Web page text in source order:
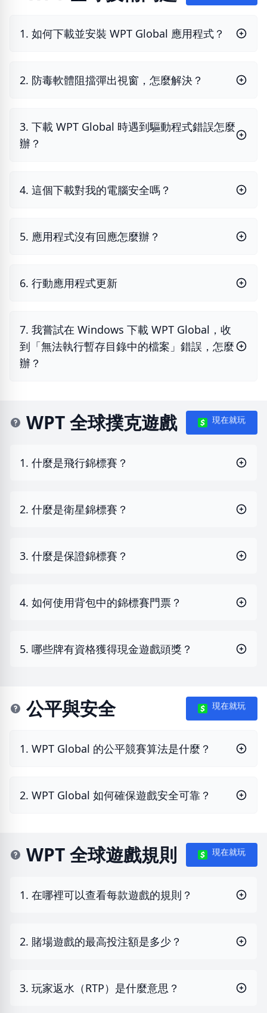
1. 如何下載並安裝 WPT Global 應用程式？
2. 防毒軟體阻擋彈出視窗，怎麼解決？
3. 下載 WPT Global 時遇到驅動程式錯誤怎麼
辦？
4. 這個下載對我的電腦安全嗎？
5. 應用程式沒有回應怎麼辦？
6. 行動應用程式更新
7. 我嘗試在 Windows 下載 WPT Global，收
到「無法執行暫存目錄中的檔案」錯誤，怎麼
辦？
WPT 全球撲克遊戲 現在就玩
1. 什麼是飛行錦標賽？
2. 什麼是衛星錦標賽？
3. 什麼是保證錦標賽？
4. 如何使用背包中的錦標賽門票？
5. 哪些牌有資格獲得現金遊戲頭獎？
公平與安全 現在就玩
1. WPT Global 的公平競賽算法是什麼？
2. WPT Global 如何確保遊戲安全可靠？
WPT 全球遊戲規則 現在就玩
1. 在哪裡可以查看每款遊戲的規則？
2. 賭場遊戲的最高投注額是多少？
3. 玩家返水（RTP）是什麼意思？